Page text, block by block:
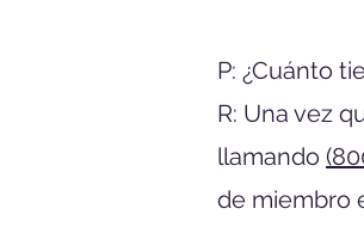
P: ¿Cuánto
R: Una vez
llamando
de miembro